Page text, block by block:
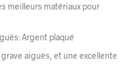
meilleurs matériaux pour
Argent plaqué
aiguës, et une excellente